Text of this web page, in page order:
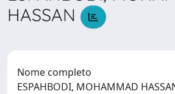
HASSAN
Nome completo
ESPAHBODI, MOHAMMAD